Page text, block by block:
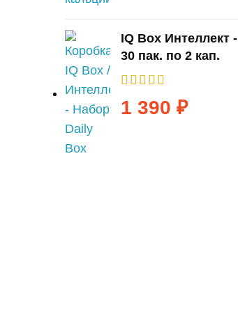
IQ Box Интеллект -
30 пак. по 2 кап.
1 390 ₽